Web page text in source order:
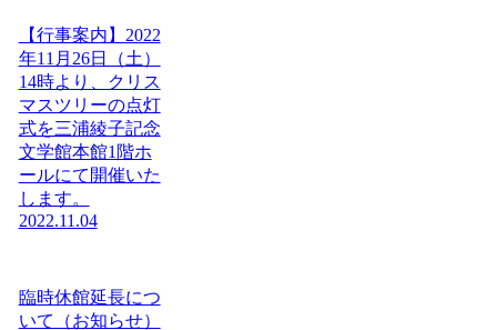
【行事案内】2022
年11月26日（土）
14時より、クリス
マスツリーの点灯
式を三浦綾子記念
文学館本館1階ホ
ールにて開催いた
します。
2022.11.04
臨時休館延長につ
いて（お知らせ）